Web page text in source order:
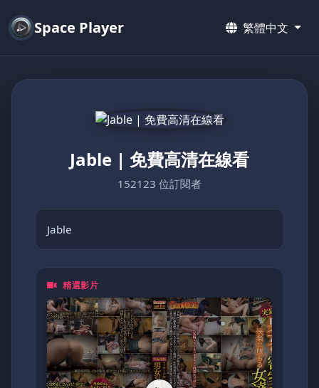
Space Player 繁體中文
Jable | 免費高清在線看
152123 位訂閱者
Jable
精選影片